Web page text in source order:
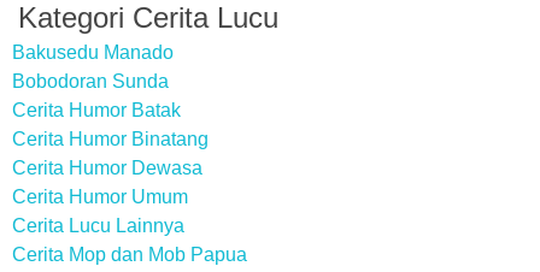
Kategori Cerita Lucu
Bakusedu Manado
Bobodoran Sunda
Cerita Humor Batak
Cerita Humor Binatang
Cerita Humor Dewasa
Cerita Humor Umum
Cerita Lucu Lainnya
Cerita Mop dan Mob Papua